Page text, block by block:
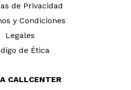
de Privacidad
y Condiciones
Legales
de Ética
CALLCENTER